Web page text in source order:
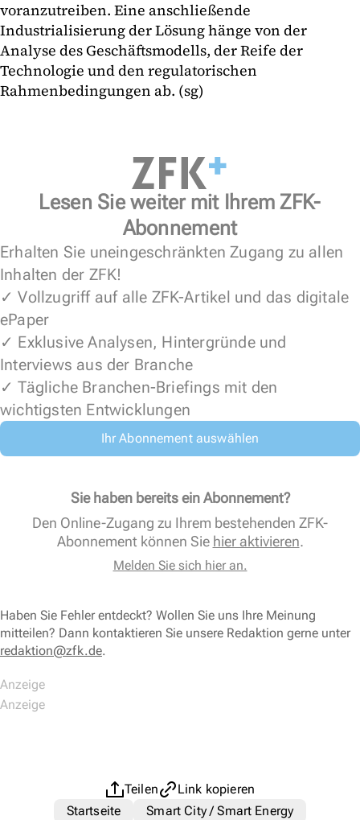
voranzutreiben. Eine anschließende
Industrialisierung der Lösung hänge von der
Analyse des Geschäftsmodells, der Reife der
Technologie und den regulatorischen
Rahmenbedingungen ab. (sg)
Lesen Sie weiter mit Ihrem ZFK-
Abonnement
Erhalten Sie uneingeschränkten Zugang zu allen
Inhalten der ZFK!
✓ Vollzugriff auf alle ZFK-Artikel und das digitale
ePaper
✓ Exklusive Analysen, Hintergründe und
Interviews aus der Branche
✓ Tägliche Branchen-Briefings mit den
wichtigsten Entwicklungen
Ihr Abonnement auswählen
Sie haben bereits ein Abonnement?
Den Online-Zugang zu Ihrem bestehenden ZFK-
Abonnement können Sie hier aktivieren.
Melden Sie sich hier an.
Haben Sie Fehler entdeckt? Wollen Sie uns Ihre Meinung
mitteilen? Dann kontaktieren Sie unsere Redaktion gerne unter
redaktion@zfk.de.
Teilen
Link kopieren
Startseite
Smart City / Smart Energy